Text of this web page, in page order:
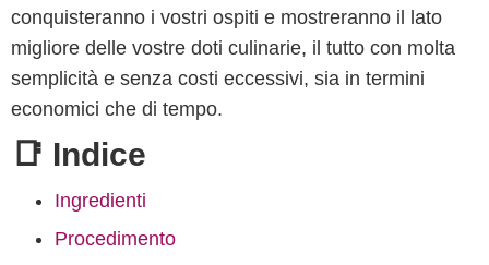
conquisteranno i vostri ospiti e mostreranno il lato
migliore delle vostre doti culinarie, il tutto con molta
semplicità e senza costi eccessivi, sia in termini
economici che di tempo.
📑 Indice
Ingredienti
Procedimento